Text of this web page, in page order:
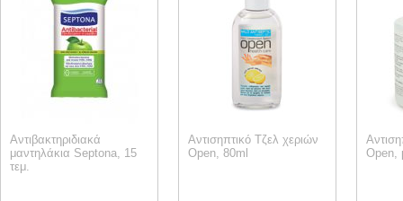
Αντιβακτηριδιακά
μαντηλάκια Septona, 15
τεμ.
Αντισηπτικό Τζελ χεριών
Open, 80ml
Open,